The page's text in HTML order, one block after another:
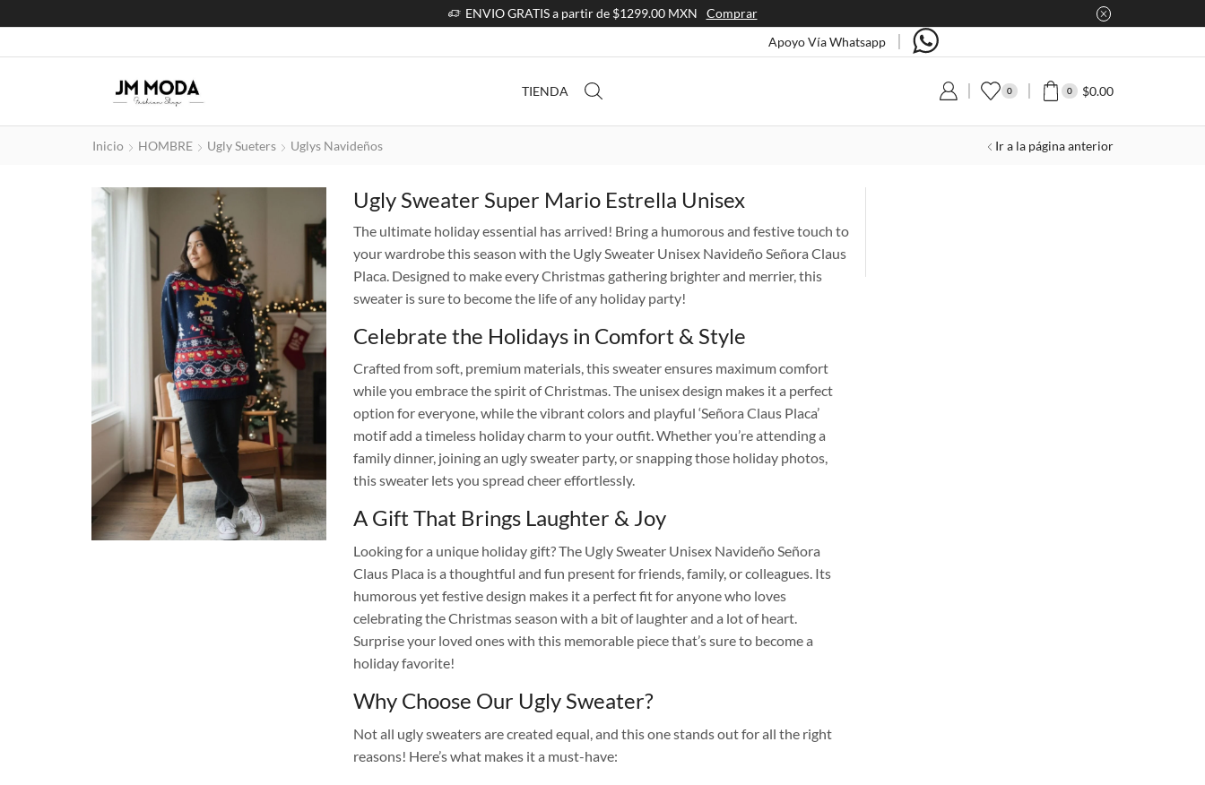
ENVIO GRATIS a partir de $1299.00 MXN
Comprar
Apoyo Vía Whatsapp
TIENDA 0 0 $0.00
Inicio HOMBRE Ugly Sueters Uglys Navideños Ir a la página anterior
Ugly Sweater Super Mario Estrella Unisex
The ultimate holiday essential has arrived! Bring a humorous and festive touch to
your wardrobe this season with the Ugly Sweater Unisex Navideño Señora Claus
Placa. Designed to make every Christmas gathering brighter and merrier, this
sweater is sure to become the life of any holiday party!
Celebrate the Holidays in Comfort & Style
Crafted from soft, premium materials, this sweater ensures maximum comfort
while you embrace the spirit of Christmas. The unisex design makes it a perfect
option for everyone, while the vibrant colors and playful ‘Señora Claus Placa’
motif add a timeless holiday charm to your outfit. Whether you’re attending a
family dinner, joining an ugly sweater party, or snapping those holiday photos,
this sweater lets you spread cheer effortlessly.
A Gift That Brings Laughter & Joy
Looking for a unique holiday gift? The Ugly Sweater Unisex Navideño Señora
Claus Placa is a thoughtful and fun present for friends, family, or colleagues. Its
humorous yet festive design makes it a perfect fit for anyone who loves
celebrating the Christmas season with a bit of laughter and a lot of heart.
Surprise your loved ones with this memorable piece that’s sure to become a
holiday favorite!
Why Choose Our Ugly Sweater?
Not all ugly sweaters are created equal, and this one stands out for all the right
reasons! Here’s what makes it a must-have: